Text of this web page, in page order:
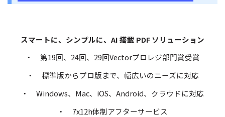
スマートに、シンプルに、AI 搭載 PDF ソリューション
・ 第19回、24回、29回Vectorプロレジ部門賞受賞
・ 標準版からプロ版まで、幅広いのニーズに対応
・ Windows、Mac、iOS、Android、クラウドに対応
・ 7x12h体制アフターサービス